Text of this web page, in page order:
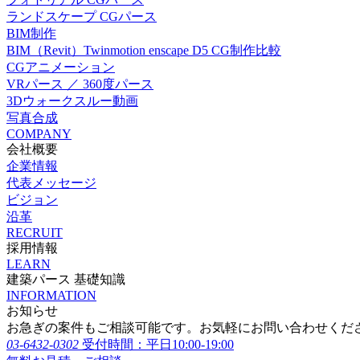
ランドスケープ CGパース
BIM制作
BIM（Revit）Twinmotion enscape D5 CG制作比較
CGアニメーション
VRパース ／ 360度パース
3Dウォークスルー動画
写真合成
COMPANY
会社概要
企業情報
代表メッセージ
ビジョン
沿革
RECRUIT
採用情報
LEARN
建築パース 基礎知識
INFORMATION
お知らせ
お急ぎの案件もご相談可能です。お気軽にお問い合わせくだ
03-6432-0302 受付時間：平日10:00-19:00